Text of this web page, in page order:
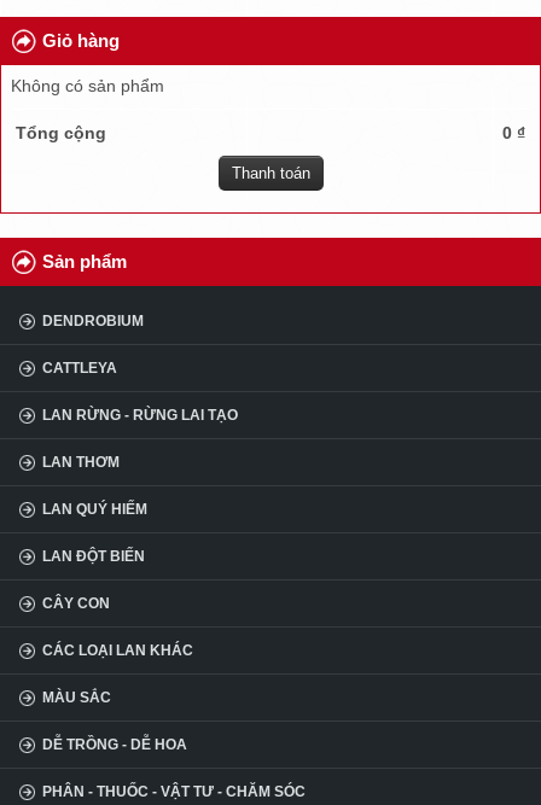
TUYỂN DỤNG
ĐẠI LÝ
CÂU HỎI
Giỏ hàng
Không có sản phẩm
0 ₫
Tổng cộng
Thanh toán
Sản phẩm
DENDROBIUM
CATTLEYA
LAN RỪNG - RỪNG LAI TẠO
LAN THƠM
LAN QUÝ HIẾM
LAN ĐỘT BIẾN
CÂY CON
CÁC LOẠI LAN KHÁC
MÀU SẮC
DỄ TRỒNG - DỄ HOA
PHÂN - THUỐC - VẬT TƯ - CHĂM SÓC